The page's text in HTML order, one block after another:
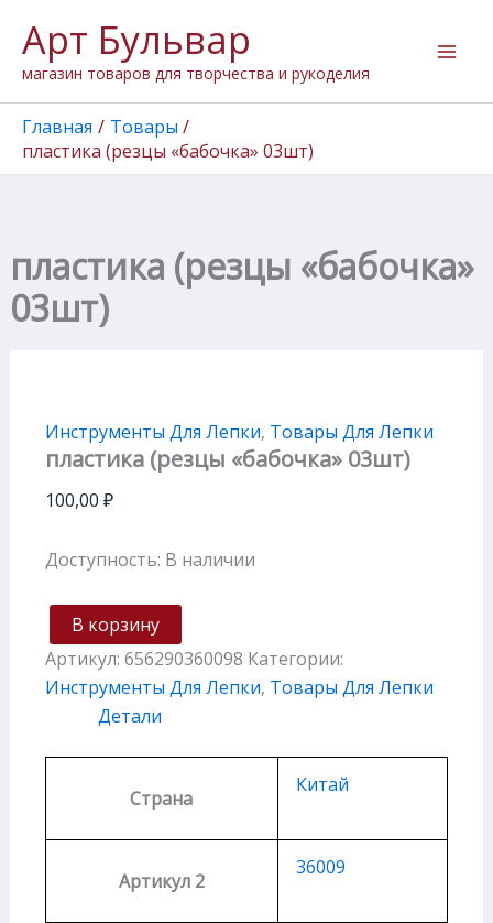
содержимому
Арт Бульвар
магазин товаров для творчества и рукоделия
Главная
Товары
пластика (резцы «бабочка» 03шт)
пластика (резцы «бабочка»
03шт)
Инструменты Для Лепки, Товары Для Лепки
пластика (резцы «бабочка» 03шт)
100,00 ₽
Доступность: В наличии
товара
пластика
(резцы
"бабочка"
03шт)
В корзину
Артикул: 656290360098 Категории:
Инструменты Для Лепки, Товары Для Лепки
Детали
Страна
Китай
Артикул 2
36009